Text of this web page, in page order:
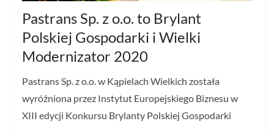
Pastrans Sp. z o.o. to Brylant
Polskiej Gospodarki i Wielki
Modernizator 2020
Pastrans Sp. z o.o. w Kąpielach Wielkich została
wyróżniona przez Instytut Europejskiego Biznesu w
XIII edycji Konkursu Brylanty Polskiej Gospodarki